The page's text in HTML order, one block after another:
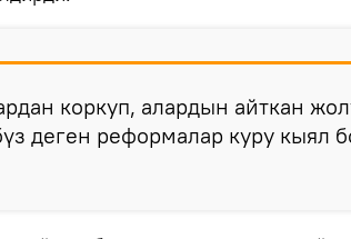
коркуп, алардын айткан
деген реформалар куру кыял